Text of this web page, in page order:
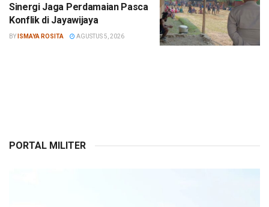
Sinergi Jaga Perdamaian Pasca
Konflik di Jayawijaya
BY ISMAYA ROSITA AGUSTUS 5, 2026
PORTAL MILITER